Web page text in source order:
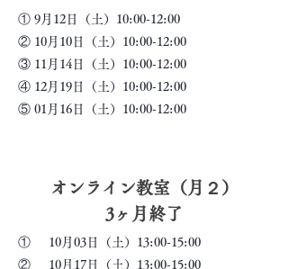
① 9月12日（土）10:00-12:00
② 10月10日（土）10:00-12:00
③ 11月14日（土）10:00-12:00
④ 12月19日（土）10:00-12:00
⑤ 01月16日（土）10:00-12:00
オンライン教室（月２）
3ヶ月終了
① 10月03日（土）13:00-15:00
② 10月17日（土）13:00-15:00